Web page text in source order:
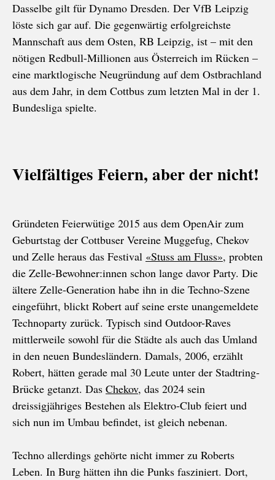
Dasselbe gilt für Dynamo Dresden. Der VfB Leipzig
löste sich gar auf. Die gegenwärtig erfolgreichste
Mannschaft aus dem Osten, RB Leipzig, ist – mit den
nötigen Redbull-Millionen aus Österreich im Rücken –
eine marktlogische Neugründung auf dem Ostbrachland
aus dem Jahr, in dem Cottbus zum letzten Mal in der 1.
Bundesliga spielte.
Vielfältiges Feiern, aber der nicht!
Gründeten Feierwütige 2015 aus dem OpenAir zum
Geburtstag der Cottbuser Vereine Muggefug, Chekov
und Zelle heraus das Festival «Stuss am Fluss», probten
die Zelle-Bewohner:innen schon lange davor Party. Die
ältere Zelle-Generation habe ihn in die Techno-Szene
eingeführt, blickt Robert auf seine erste unangemeldete
Technoparty zurück. Typisch sind Outdoor-Raves
mittlerweile sowohl für die Städte als auch das Umland
in den neuen Bundesländern. Damals, 2006, erzählt
Robert, hätten gerade mal 30 Leute unter der Stadtring-
Brücke getanzt. Das Chekov, das 2024 sein
dreissigjähriges Bestehen als Elektro-Club feiert und
sich nun im Umbau befindet, ist gleich nebenan.
Techno allerdings gehörte nicht immer zu Roberts
Leben. In Burg hätten ihn die Punks fasziniert. Dort,